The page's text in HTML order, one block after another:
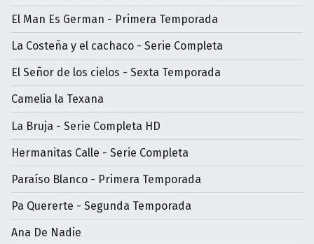
El Man Es German - Primera Temporada
La Costeña y el cachaco - Serie Completa
El Señor de los cielos - Sexta Temporada
Camelia la Texana
La Bruja - Serie Completa HD
Hermanitas Calle - Serie Completa
Paraíso Blanco - Primera Temporada
Pa Quererte - Segunda Temporada
Ana De Nadie